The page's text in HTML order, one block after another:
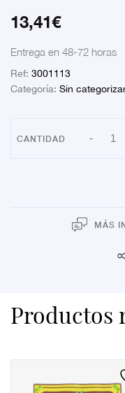
13,41€
Entrega en 48-72 horas
Ref: 3001113
Categoría: Sin
-
MÁS
Productos